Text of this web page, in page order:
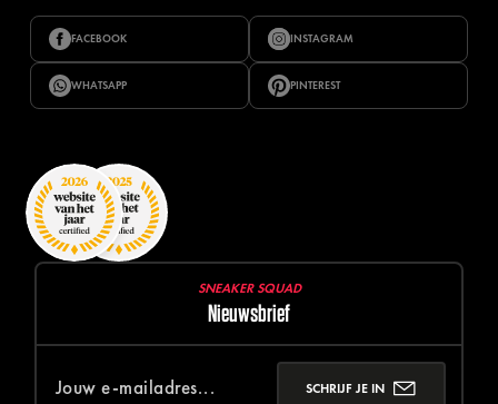
FACEBOOK INSTAGRAM
WHATSAPP PINTEREST
SNEAKER SQUAD
Nieuwsbrief
SCHRIJF JE IN